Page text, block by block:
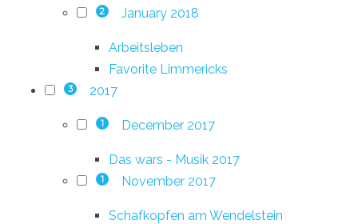
2 January 2018
Arbeitsleben
Favorite Limmericks
3 2017
1 December 2017
Das wars - Musik 2017
1 November 2017
Schafkopfen am Wendelstein